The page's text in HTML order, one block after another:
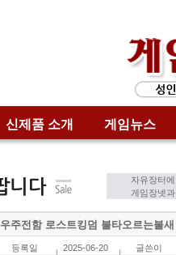
신제품 소개 게임뉴스
자유장터
게임장넷
우주전함 로스트킹덤 불타오르는불
등록일 2025-06-20 글쓴이